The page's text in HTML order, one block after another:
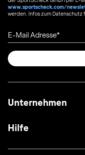
www.sportscheck.com/
werden. Infos zum Datenschutz
E-Mail Adresse
Unternehmen
Hilfe